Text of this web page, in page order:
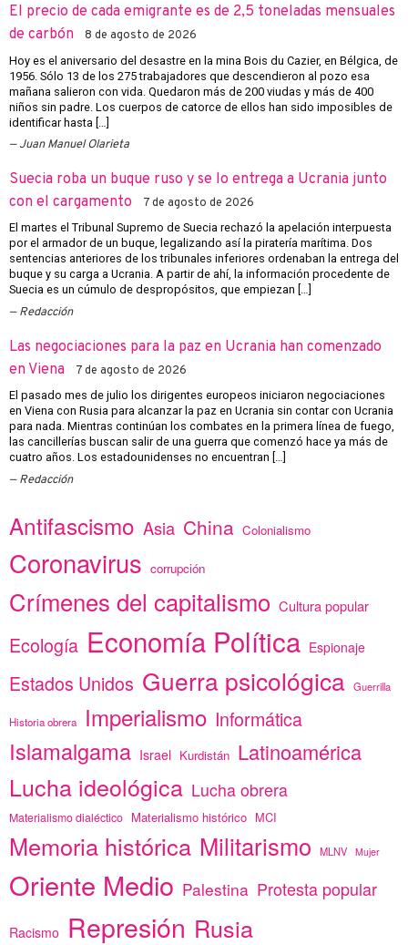
El precio de cada emigrante es de 2,5 toneladas mensuales
de carbón
8 de agosto de 2026
Hoy es el aniversario del desastre en la mina Bois du Cazier, en Bélgica, de
1956. Sólo 13 de los 275 trabajadores que descendieron al pozo esa
mañana salieron con vida. Quedaron más de 200 viudas y más de 400
niños sin padre. Los cuerpos de catorce de ellos han sido imposibles de
identificar hasta […]
Juan Manuel Olarieta
Suecia roba un buque ruso y se lo entrega a Ucrania junto
con el cargamento
7 de agosto de 2026
El martes el Tribunal Supremo de Suecia rechazó la apelación interpuesta
por el armador de un buque, legalizando así la piratería marítima. Dos
sentencias anteriores de los tribunales inferiores ordenaban la entrega del
buque y su carga a Ucrania. A partir de ahí, la información procedente de
Suecia es un cúmulo de despropósitos, que empiezan […]
Redacción
Las negociaciones para la paz en Ucrania han comenzado
en Viena
7 de agosto de 2026
El pasado mes de julio los dirigentes europeos iniciaron negociaciones
en Viena con Rusia para alcanzar la paz en Ucrania sin contar con Ucrania
para nada. Mientras continúan los combates en la primera línea de fuego,
las cancillerías buscan salir de una guerra que comenzó hace ya más de
cuatro años. Los estadounidenses no encuentran […]
Redacción
Antifascismo Asia China Colonialismo
Coronavirus corrupción
Crímenes del capitalismo Cultura popular
Ecología Economía Política Espionaje
Estados Unidos Guerra psicológica Guerrilla
Historia obrera Imperialismo Informática
Islamalgama Israel Kurdistán Latinoamérica
Lucha ideológica Lucha obrera
Materialismo dialéctico Materialismo histórico MCI
Memoria histórica Militarismo MLNV Mujer
Oriente Medio Palestina Protesta popular
Racismo Represión Rusia